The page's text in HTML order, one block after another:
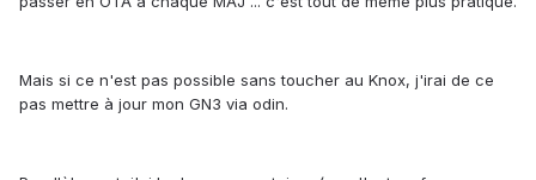
Mais si ce n'est pas possible sans toucher au Knox, j'irai de ce
pas mettre à jour mon GN3 via odin.